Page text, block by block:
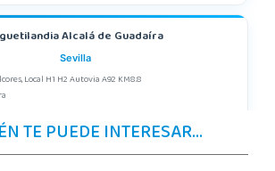
Alcalá de Guadaíra
Sevilla
Local H1 H2 Autovia A92 KM8.8
TE PUEDE INTERESAR...